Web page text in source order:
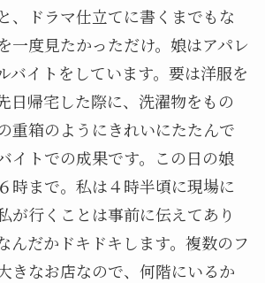
、ドラマ仕立てに書くまでもな
一度見たかっただけ。娘はアパレ
バイトをしています。要は洋服を
日帰宅した際に、洗濯物をもの
重箱のようにきれいにたたんで
イトでの成果です。この日の娘
時まで。私は４時半頃に現場に
が行くことは事前に伝えてあり
んだかドキドキします。複数のフ
きなお店なので、何階にいるか